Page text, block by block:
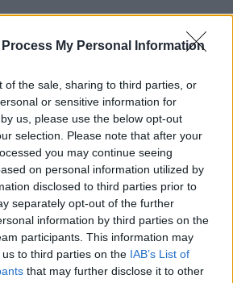
Process My Personal Information
of the sale, sharing to third parties, or
or sensitive information for
us, please use the below opt-out
selection. Please note that after your
you may continue seeing
on personal information utilized by
disclosed to third parties prior to
separately opt-out of the further
information by third parties on the
participants. This information may
to third parties on the IAB’s List of
that may further disclose it to other
rungtynes sparčiai
į pagrindinės vyrų
mūšius su NCAA
nacionaline komanda.
jau pasirodė ir bilietai į
atrankos mūšį
su Bosnijos ir